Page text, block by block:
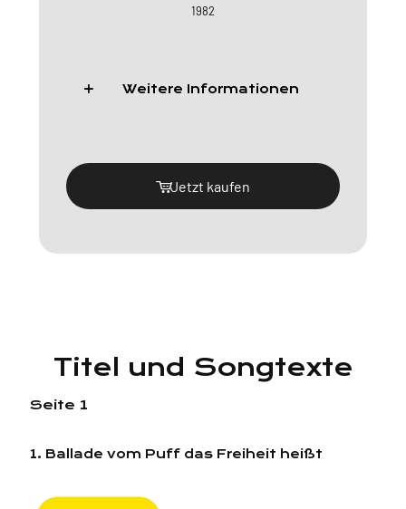
1982
Weitere Informationen
Jetzt kaufen
Titel und Songtexte
Seite 1
1. Ballade vom Puff das Freiheit heißt